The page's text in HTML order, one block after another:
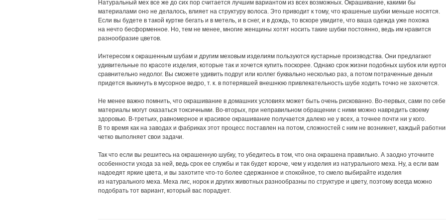
Натуральный мех все же до сих пор считается лучшим вариантом из всех возможных. Окрашивание, какими бы
материалами оно не делалось, влияет на структуру волоса. Это приводит к тому, что крашеные шубки меньше носятся.
Если вы будете в такой куртке бегать и в метель, и в снег, и в дождь, то вскоре увидите, что ваша одежда уже похожа
на нечто бесформенное. Но, тем не менее, многие женщины хотят носить такие шубки постоянно, ведь им нравится
разнообразие цветов.
Интересом к окрашенным шубам и другим меховым изделиям пользуются кустарные производства. Они предлагают
удивительные по красоте изделия, которые так и хочется купить поскорее. Однако срок жизни подобных шубок или
сравнительно недолог. Вы сможете удивить подруг или коллег буквально несколько раз, а потом потраченные деньги
придется выкинуть в мусорное ведро, т. к. в потерявшей внешнюю привлекательность шубе ходить точно не захочется.
Не менее важно помнить, что окрашивание в домашних условиях может быть очень рискованно. Во-первых, сами по себе
материалы могут оказаться токсичными. Во-вторых, при неправильном обращении с ними можно навредить своему
здоровью. В-третьих, равномерное и красивое окрашивание получается далеко не у всех, а точнее почти ни у кого.
В то время как на заводах и фабриках этот процесс поставлен на потом, сложностей с ним не возникнет, каждый
четко выполняет свои задачи.
Так что если вы решитесь на окрашенную шубку, то убедитесь в том, что она окрашена правильно. А заодно уточните
особенности ухода за ней, ведь срок ее службы и так будет короче, чем у изделия из натурального меха. Ну, а если вам
надоедят яркие цвета, и вы захотите что-то более сдержанное и спокойное, то смело выбирайте изделия
из натурального меха. Меха лис, норок и других животных разнообразны по структуре и цвету, поэтому всегда можно
подобрать тот вариант, который вас порадует.